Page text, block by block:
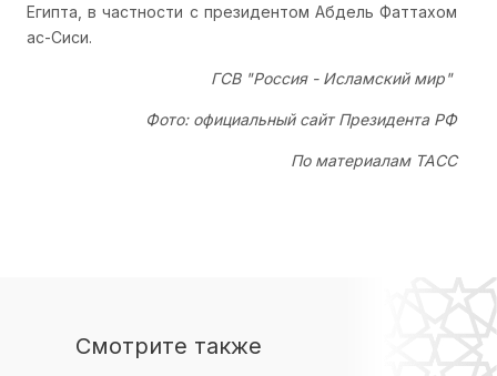
Египта, в частности с президентом Абдель Фаттахом
ас-Сиси.
ГСВ "Россия - Исламский мир"
Фото: официальный сайт Президента РФ
По материалам ТАСС
Смотрите также